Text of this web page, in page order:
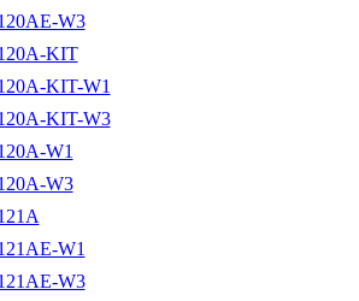
W3
KIT
KIT-W1
KIT-W3
W1
W3
W1
W3